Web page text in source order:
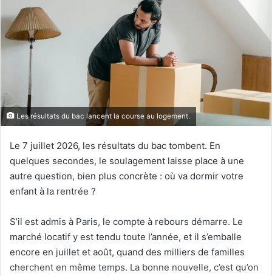
Les résultats du bac lancent la course au logement.
Le 7 juillet 2026, les résultats du bac tombent. En
quelques secondes, le soulagement laisse place à une
autre question, bien plus concrète : où va dormir votre
enfant à la rentrée ?
S’il est admis à Paris, le compte à rebours démarre. Le
marché locatif y est tendu toute l’année, et il s’emballe
encore en juillet et août, quand des milliers de familles
cherchent en même temps. La bonne nouvelle, c’est qu’on